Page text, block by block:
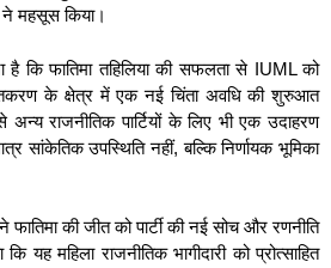
महसूस किया।
है कि फातिमा तहिलिया की सफलता से IUML को
के क्षेत्र में एक नई चिंता अवधि की शुरुआत
राजनीतिक पार्टियों के लिए भी एक उदाहरण
सांकेतिक उपस्थिति नहीं, बल्कि निर्णायक भूमिका
की जीत को पार्टी की नई सोच और रणनीति
यह महिला राजनीतिक भागीदारी को प्रोत्साहित